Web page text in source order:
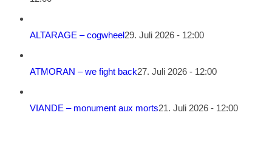
ALTARAGE – cogwheel29. Juli 2026 - 12:00
ATMORAN – we fight back27. Juli 2026 - 12:00
VIANDE – monument aux morts21. Juli 2026 - 12:00